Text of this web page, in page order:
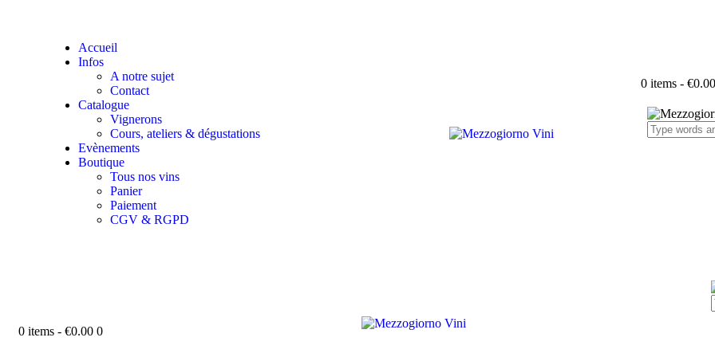
Accueil
Infos
A notre sujet
Contact
Catalogue
Vignerons
Cours, ateliers & dégustations
Evènements
Boutique
Tous nos vins
Panier
Paiement
CGV & RGPD
0 items - €0.00
0 items - €0.00 0